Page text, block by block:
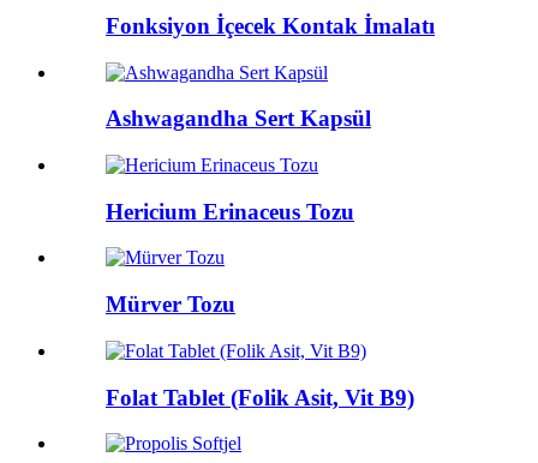
Fonksiyon İçecek Kontak İmalatı
Ashwagandha Sert Kapsül
Hericium Erinaceus Tozu
Mürver Tozu
Folat Tablet (Folik Asit, Vit B9)